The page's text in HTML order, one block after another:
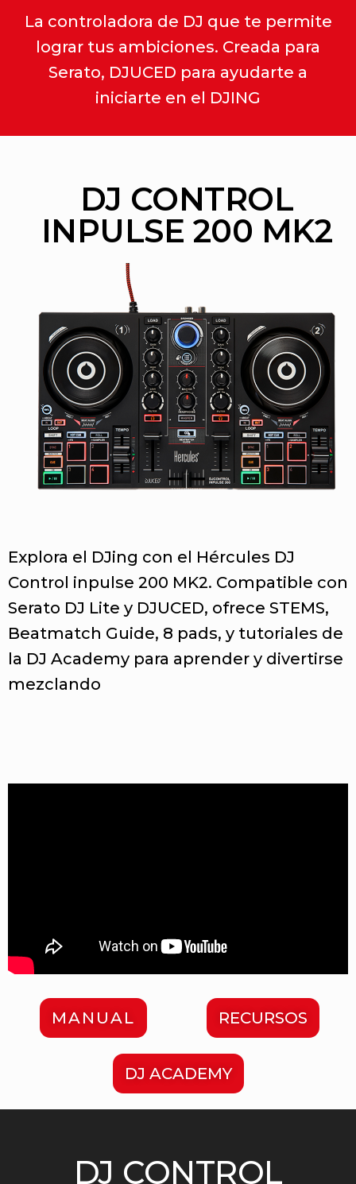
La controladora de DJ que te permite
lograr tus ambiciones. Creada para
Serato, DJUCED para ayudarte a
iniciarte en el DJING
DJ CONTROL
INPULSE 200 MK2
Explora el DJing con el Hércules DJ
Control inpulse 200 MK2. Compatible con
Serato DJ Lite y DJUCED, ofrece STEMS,
Beatmatch Guide, 8 pads, y tutoriales de
la DJ Academy para aprender y divertirse
mezclando
MANUAL RECURSOS
DJ ACADEMY
DJ CONTROL